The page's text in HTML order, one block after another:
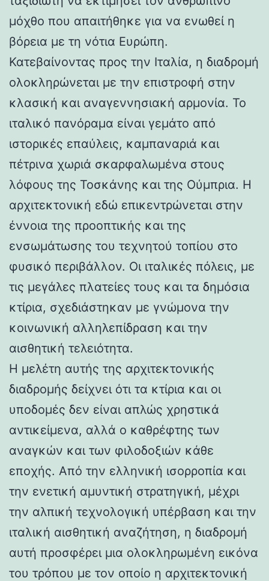
μόχθο που απαιτήθηκε για να ενωθεί η
βόρεια με τη νότια Ευρώπη.
Κατεβαίνοντας προς την Ιταλία, η διαδρομή
ολοκληρώνεται με την επιστροφή στην
κλασική και αναγεννησιακή αρμονία. Το
ιταλικό πανόραμα είναι γεμάτο από
ιστορικές επαύλεις, καμπαναριά και
πέτρινα χωριά σκαρφαλωμένα στους
λόφους της Τοσκάνης και της Ούμπρια. Η
αρχιτεκτονική εδώ επικεντρώνεται στην
έννοια της προοπτικής και της
ενσωμάτωσης του τεχνητού τοπίου στο
φυσικό περιβάλλον. Οι ιταλικές πόλεις, με
τις μεγάλες πλατείες τους και τα δημόσια
κτίρια, σχεδιάστηκαν με γνώμονα την
κοινωνική αλληλεπίδραση και την
αισθητική τελειότητα.
Η μελέτη αυτής της αρχιτεκτονικής
διαδρομής δείχνει ότι τα κτίρια και οι
υποδομές δεν είναι απλώς χρηστικά
αντικείμενα, αλλά ο καθρέφτης των
αναγκών και των φιλοδοξιών κάθε
εποχής. Από την ελληνική ισορροπία και
την ενετική αμυντική στρατηγική, μέχρι
την αλπική τεχνολογική υπέρβαση και την
ιταλική αισθητική αναζήτηση, η διαδρομή
αυτή προσφέρει μια ολοκληρωμένη εικόνα
του τρόπου με τον οποίο η αρχιτεκτονική